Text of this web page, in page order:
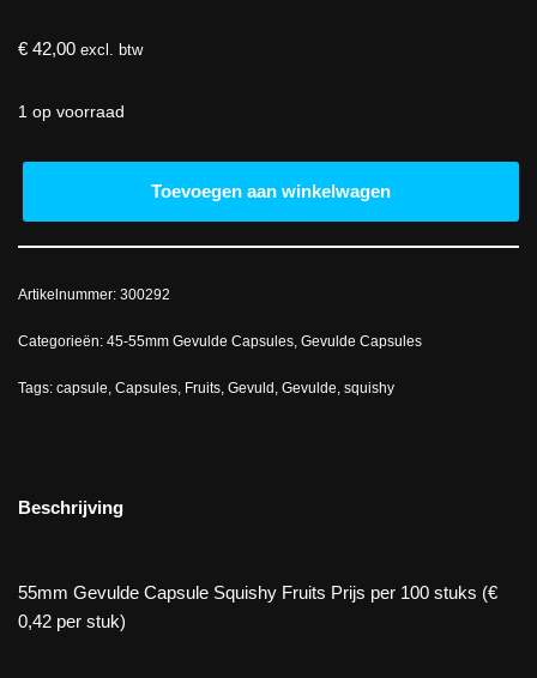
€ 42,00 excl. btw
1 op voorraad
Toevoegen aan winkelwagen
Artikelnummer: 300292
Categorieën: 45-55mm Gevulde Capsules, Gevulde Capsules
Tags: capsule, Capsules, Fruits, Gevuld , Gevulde, squishy
Beschrijving
55mm Gevulde Capsule Squishy Fruits Prijs per 100 stuks (€
0,42 per stuk)